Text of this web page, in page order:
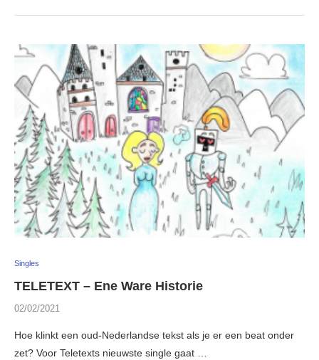
Singles
TELETEXT – Ene Ware Historie
02/02/2021
Hoe klinkt een oud-Nederlandse tekst als je er een beat onder
zet? Voor Teletexts nieuwste single gaat …